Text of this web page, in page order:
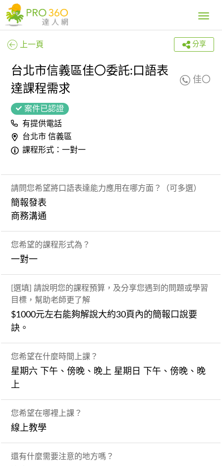
Toggle
上一頁 分享
台北市信義區佳〇委託:口語表
達課程需求
佳〇
案件已認證
有提供電話
台北市 信義區
課程形式：一對一
請問您希望將口語表達能力應用在哪方面？（可多選）
簡報發表
商務溝通
您希望的課程形式為？
一對一
[選填] 請說明您的課程預算，及分享您遇到的問題或學習
目標，幫助老師更了解
$1000元左右能夠解說大約30頁內的簡報口說要
訣。
您希望在什麼時間上課？
星期六 下午、傍晚、晚上 星期日 下午、傍晚、晚
上
您希望在哪裡上課？
線上教學
還有什麼需要注意的地方嗎？